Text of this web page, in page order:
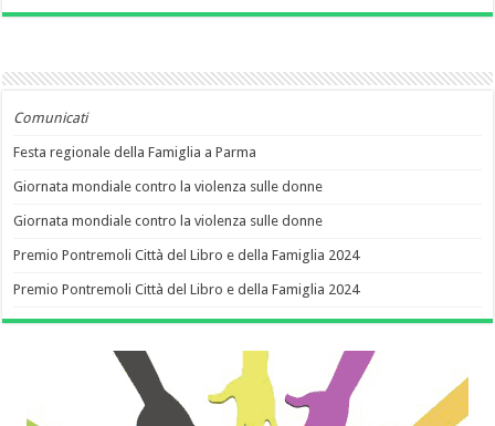
Comunicati
Festa regionale della Famiglia a Parma
Giornata mondiale contro la violenza sulle donne
Giornata mondiale contro la violenza sulle donne
Premio Pontremoli Città del Libro e della Famiglia 2024
Premio Pontremoli Città del Libro e della Famiglia 2024